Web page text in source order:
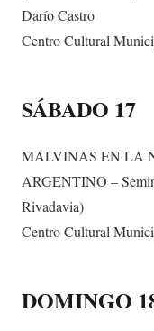
Darío Castro
Centro Cultural
SÁBADO 17
MALVINAS EN LA
ARGENTINO –
Rivadavia)
Centro Cultural
DOMINGO